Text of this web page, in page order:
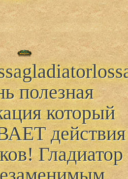
полезная
который
действия
Гладиатор